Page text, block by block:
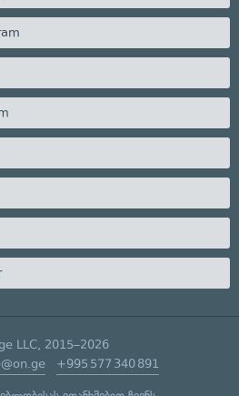
LLC, 2015–2026
+995 577 340 891